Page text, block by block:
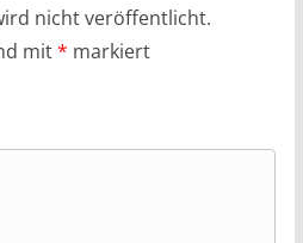
nicht veröffentlicht.
mit* markiert